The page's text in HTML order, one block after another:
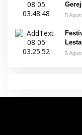
5
5